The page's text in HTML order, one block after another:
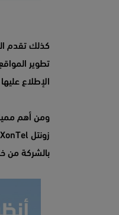
كذلك تقدم
تطوير
الإطلاع
بالشركة من